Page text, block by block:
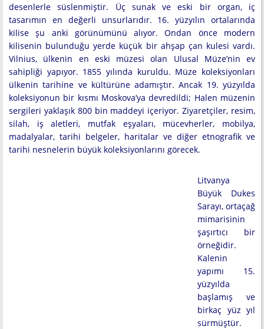
desenlerle süslenmiştir. Üç sunak ve eski bir organ, iç
tasarımın en değerli unsurlarıdır. 16. yüzyılın ortalarında
kilise şu anki görünümünü alıyor. Ondan önce modern
kilisenin bulunduğu yerde küçük bir ahşap çan kulesi vardı.
Vilnius, ülkenin en eski müzesi olan Ulusal Müze’nin ev
sahipliği yapıyor. 1855 yılında kuruldu. Müze koleksiyonları
ülkenin tarihine ve kültürüne adamıştır. Ancak 19. yüzyılda
koleksiyonun bir kısmı Moskova’ya devredildi; Halen müzenin
sergileri yaklaşık 800 bin maddeyi içeriyor. Ziyaretçiler, resim,
silah, iş aletleri, mutfak eşyaları, mücevherler, mobilya,
madalyalar, tarihi belgeler, haritalar ve diğer etnografik ve
tarihi nesnelerin büyük koleksiyonlarını görecek.
Litvanya
Büyük Dukes
Sarayı, ortaçağ
mimarisinin
şaşırtıcı bir
örneğidir.
Kalenin
yapımı 15.
yüzyılda
başlamış ve
birkaç yüz yıl
sürmüştür.